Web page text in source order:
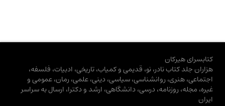
کتابسرای هیرکان
هزاران جلد کتاب نادر، نو، قدیمی و کمیاب، تاریخی، ادبیات، فلسفه،
اجتماعی، هنری، روانشناسی، سیاسی، دینی، علمی، رمان، عمومی و
غیره، مجله، روزنامه، درسی، دانشگاهی، ارشد و دکترا، ارسال به سراسر
ایران